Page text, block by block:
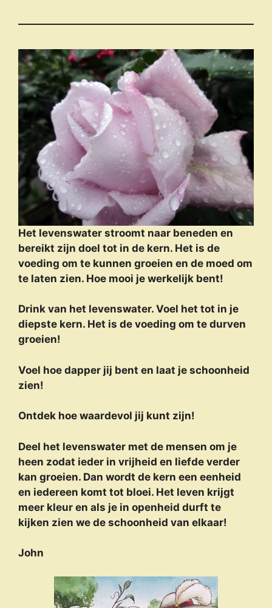
Het levenswater stroomt naar beneden en
bereikt zijn doel tot in de kern. Het is de
voeding om te kunnen groeien en de moed om
te laten zien. Hoe mooi je werkelijk bent!
Drink van het levenswater. Voel het tot in je
diepste kern. Het is de voeding om te durven
groeien!
Voel hoe dapper jij bent en laat je schoonheid
zien!
Ontdek hoe waardevol jij kunt zijn!
Deel het levenswater met de mensen om je
heen zodat ieder in vrijheid en liefde verder
kan groeien. Dan wordt de kern een eenheid
en iedereen komt tot bloei. Het leven krijgt
meer kleur en als je in openheid durft te
kijken zien we de schoonheid van elkaar!
John